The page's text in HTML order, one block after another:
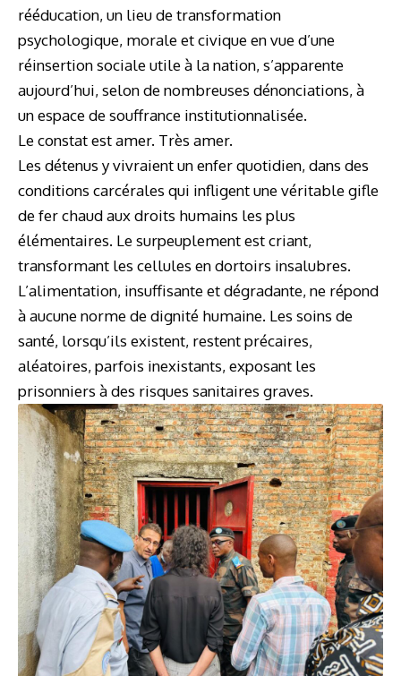
rééducation, un lieu de transformation
psychologique, morale et civique en vue d’une
réinsertion sociale utile à la nation, s’apparente
aujourd’hui, selon de nombreuses dénonciations, à
un espace de souffrance institutionnalisée.
Le constat est amer. Très amer.
Les détenus y vivraient un enfer quotidien, dans des
conditions carcérales qui infligent une véritable gifle
de fer chaud aux droits humains les plus
élémentaires. Le surpeuplement est criant,
transformant les cellules en dortoirs insalubres.
L’alimentation, insuffisante et dégradante, ne répond
à aucune norme de dignité humaine. Les soins de
santé, lorsqu’ils existent, restent précaires,
aléatoires, parfois inexistants, exposant les
prisonniers à des risques sanitaires graves.